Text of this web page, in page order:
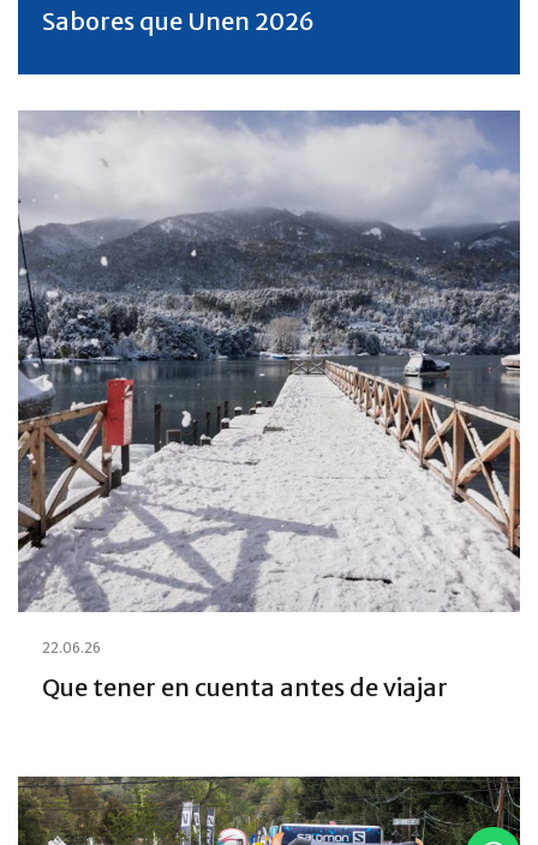
Sabores que Unen 2026
22.06.26
Que tener en cuenta antes de viajar